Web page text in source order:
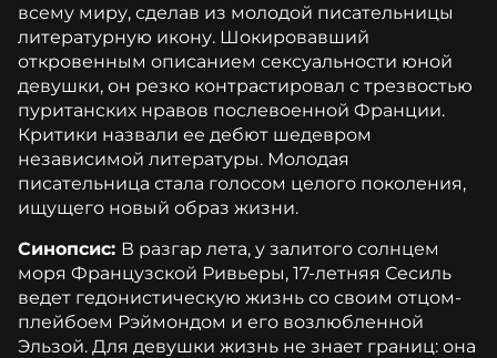
всему миру, сделав из молодой писательницы
литературную икону. Шокировавший
откровенным описанием сексуальности юной
девушки, он резко контрастировал с трезвостью
пуританских нравов послевоенной Франции.
Критики назвали ее дебют шедевром
независимой литературы. Молодая
писательница стала голосом целого поколения,
ищущего новый образ жизни.
Синопсис: В разгар лета, у залитого солнцем
моря Французской Ривьеры, 17-летняя Сесиль
ведет гедонистическую жизнь со своим отцом-
плейбоем Рэймондом и его возлюбленной
Эльзой. Для девушки жизнь не знает границ: она